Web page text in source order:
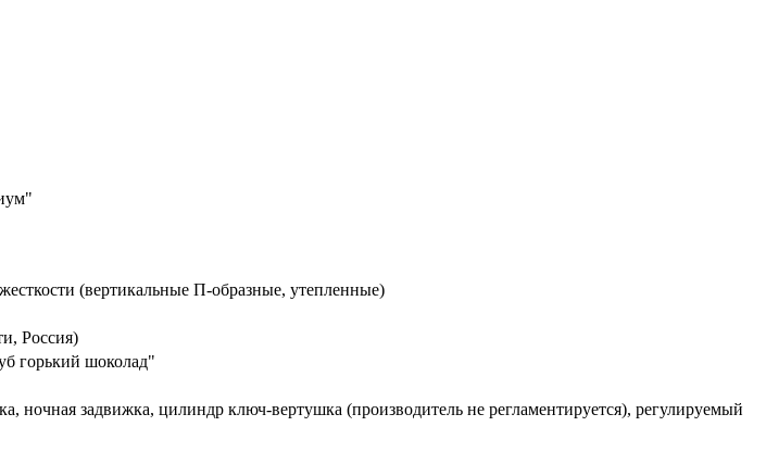
(вертикальные П-образные, утепленные)
Россия)
горький шоколад"
ночная задвижка, цилиндр ключ-вертушка (производитель не регламентируется), регулируемый